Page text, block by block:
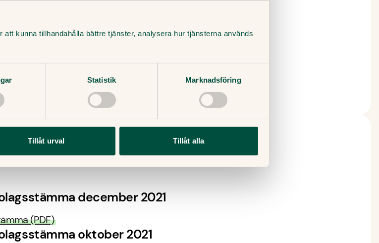
kunna tillhandahålla bättre tjänster, analysera hur tjänsterna används
Statistik Marknadsföring
Tillåt urval Tillåt alla
december 2021
(PDF)
oktober 2021